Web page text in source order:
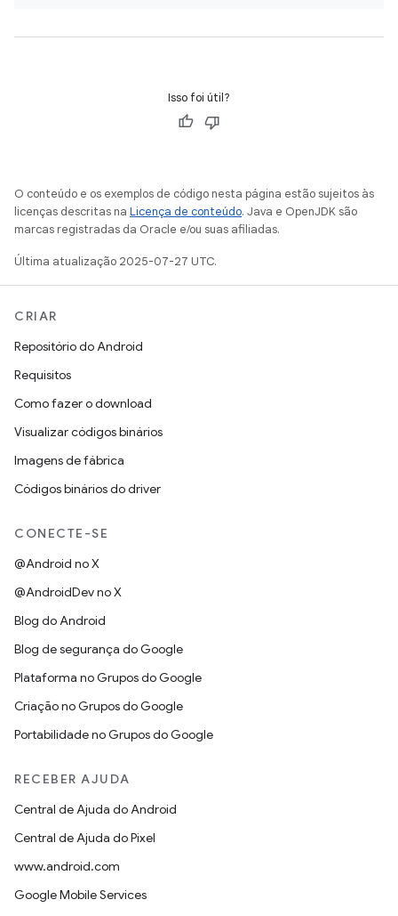
Isso foi útil?
O conteúdo e os exemplos de código nesta página estão sujeitos às
licenças descritas na Licença de conteúdo. Java e OpenJDK são
marcas registradas da Oracle e/ou suas afiliadas.
Última atualização 2025-07-27 UTC.
CRIAR
Repositório do Android
Requisitos
Como fazer o download
Visualizar códigos binários
Imagens de fábrica
Códigos binários do driver
CONECTE-SE
@Android no X
@AndroidDev no X
Blog do Android
Blog de segurança do Google
Plataforma no Grupos do Google
Criação no Grupos do Google
Portabilidade no Grupos do Google
RECEBER AJUDA
Central de Ajuda do Android
Central de Ajuda do Pixel
www.android.com
Google Mobile Services